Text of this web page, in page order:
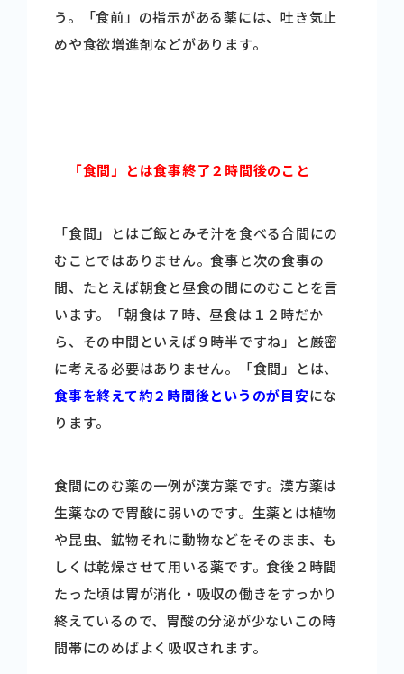
う。「食前」の指示がある薬には、吐き気止
めや食欲増進剤などがあります。
「食間」とは食事終了２時間後のこと
「食間」とはご飯とみそ汁を食べる合間にの
むことではありません。食事と次の食事の
間、たとえば朝食と昼食の間にのむことを言
います。「朝食は７時、昼食は１２時だか
ら、その中間といえば９時半ですね」と厳密
に考える必要はありません。「食間」とは、
食事を終えて約２時間後というのが目安にな
ります。
食間にのむ薬の一例が漢方薬です。漢方薬は
生薬なので胃酸に弱いのです。生薬とは植物
や昆虫、鉱物それに動物などをそのまま、も
しくは乾燥させて用いる薬です。食後２時間
たった頃は胃が消化・吸収の働きをすっかり
終えているので、胃酸の分泌が少ないこの時
間帯にのめばよく吸収されます。